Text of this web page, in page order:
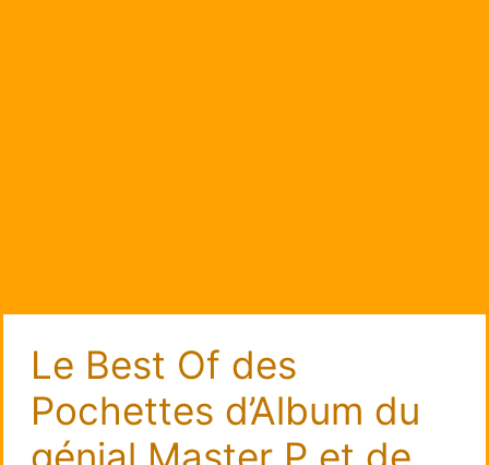
Le Best Of des
Pochettes d’Album du